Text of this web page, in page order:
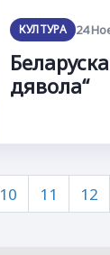
КУЛТУРА 24
дявола“
10 11 12